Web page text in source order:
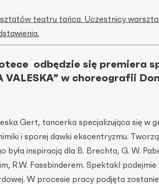
teatru tańca. Uczestnicy
odbędzie się premiera
VALESKA” w choreografii
Gert, tancerka specjalizująca się w
i sporej dawki ekscentryzmu.
inspiracją dla B. Brechta, G. W.
R.W. Fassbinderem. Spektakl
W procesie pracy podjęta